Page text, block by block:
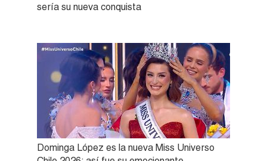
sería su nueva conquista
Dominga López es la nueva Miss Universo